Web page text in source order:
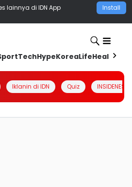
lainnya di IDN App Install
TechHypeKoreaLifeHealth
Iklanin di IDN Quiz INSIDENESIA